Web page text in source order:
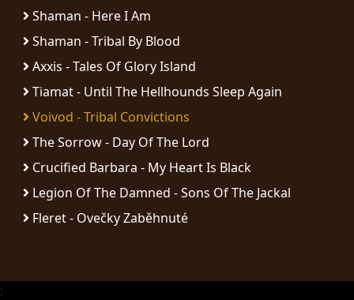
ANACHRONISM
SYNCHRO
ANARCHY
LOST
MACHINE
NOTHINGFACE
Shaman - Here I Am
Shaman - Tribal By Blood
Axxis - Tales Of Glory Island
Tiamat - Until The Hellhounds Sleep Again
Voivod - Tribal Convictions
The Sorrow - Day Of The Lord
Crucified Barbara - My Heart Is Black
Legion Of The Damned - Sons Of The Jackal
Fleret - Ovečky Zaběhnuté
;